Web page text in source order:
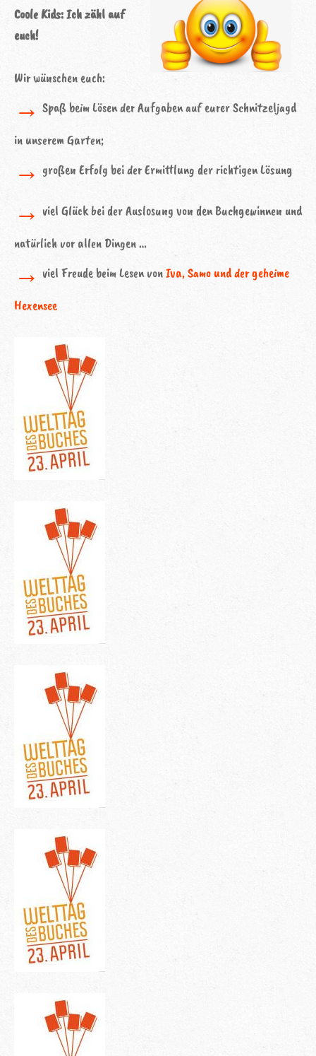
Coole Kids: Ich zähl auf
euch!
Wir wünschen euch:
→ Spaß beim Lösen der Aufgaben auf eurer Schnitzeljagd
in unserem Garten;
→ großen Erfolg bei der Ermittlung der richtigen Lösung
→ viel Glück bei der Auslosung von den Buchgewinnen und
natürlich vor allen Dingen …
→ viel Freude beim Lesen vonIva, Samo und der geheime
Hexensee